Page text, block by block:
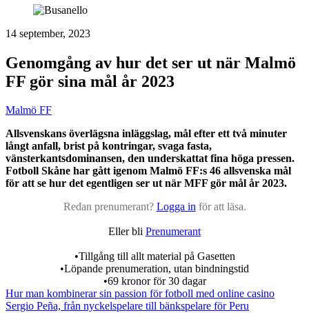
14 september, 2023
Genomgång av hur det ser ut när Malmö
FF gör sina mål år 2023
Malmö FF
Allsvenskans överlägsna inläggslag, mål efter ett två minuter
långt anfall, brist på kontringar, svaga fasta,
vänsterkantsdominansen, den underskattat fina höga pressen.
Fotboll Skåne har gått igenom Malmö FF:s 46 allsvenska mål
för att se hur det egentligen ser ut när MFF gör mål år 2023.
Redan prenumerant? Logga in för att läsa.
Eller bli Prenumerant
•Tillgång till allt material på Gasetten
•Löpande prenumeration, utan bindningstid
•69 kronor för 30 dagar
Hur man kombinerar sin passion för fotboll med online casino
Sergio Peña, från nyckelspelare till bänkspelare för Peru